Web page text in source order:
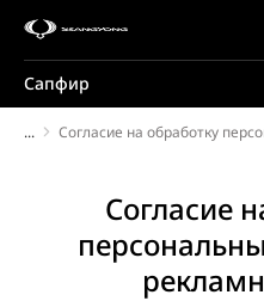
Сапфир
... Согласие на обработку
Согласие